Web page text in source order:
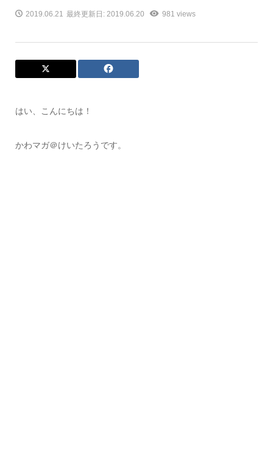
2019.06.21 最終更新日: 2019.06.20 981 views
はい、こんにちは！
かわマガ＠けいたろうです。